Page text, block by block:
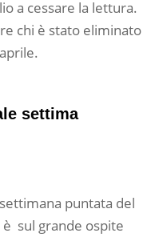
a cessare la lettura.
chi è stato eliminato
settima
puntata del
sul grande ospite